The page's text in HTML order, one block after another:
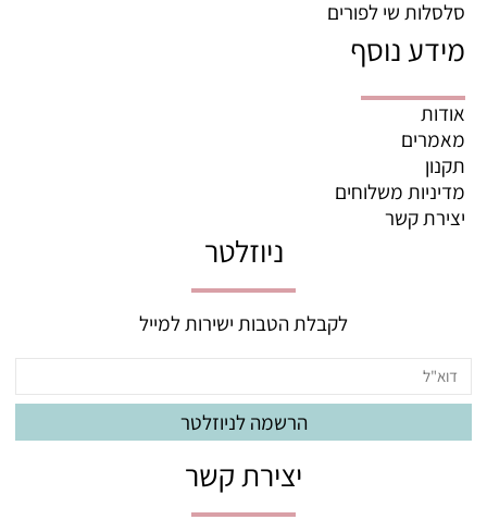
סלסלות שי לפורים
מידע נוסף
אודות
מאמרים
תקנון
מדיניות משלוחים
יצירת קשר
ניוזלטר
לקבלת הטבות ישירות למייל
יצירת קשר